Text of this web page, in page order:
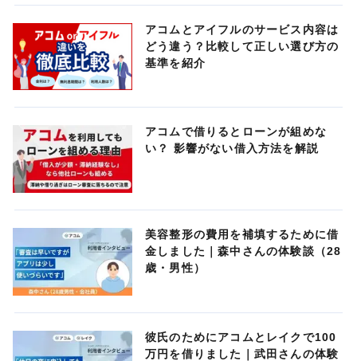
アコムとアイフルのサービス内容は
どう違う？比較して正しい選び方の
基準を紹介
アコムで借りるとローンが組めな
い？ 影響がない借入方法を解説
美容整形の費用を補填するために借
金しました｜森中さんの体験談（28
歳・男性）
彼氏のためにアコムとレイクで100
万円を借りました｜武田さんの体験